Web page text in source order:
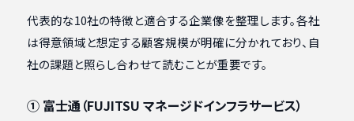
代表的な10社の特徴と適合する企業像を整理します。各社
は得意領域と想定する顧客規模が明確に分かれており、自
社の課題と照らし合わせて読むことが重要です。
① 富士通（FUJITSU マネージドインフラサービス）